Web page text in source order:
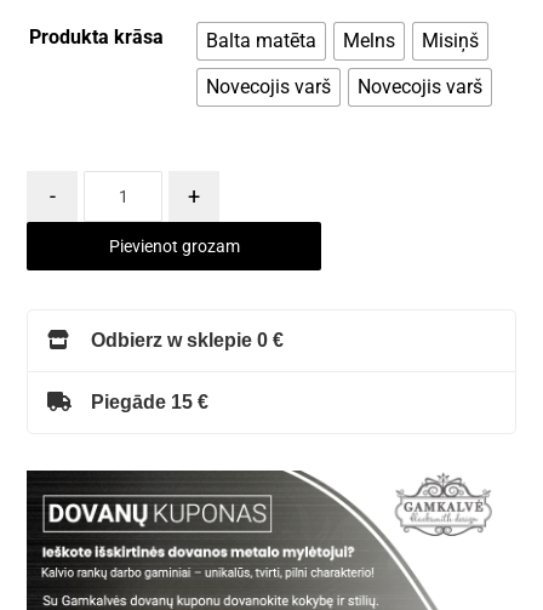
Produkta krāsa Balta matēta Melns
Misiņš
Novecojis varš
Novecojis varš
- +
Pievienot grozam
Odbierz w sklepie 0 €
Piegāde 15 €